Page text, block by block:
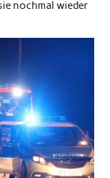
nochmal wieder